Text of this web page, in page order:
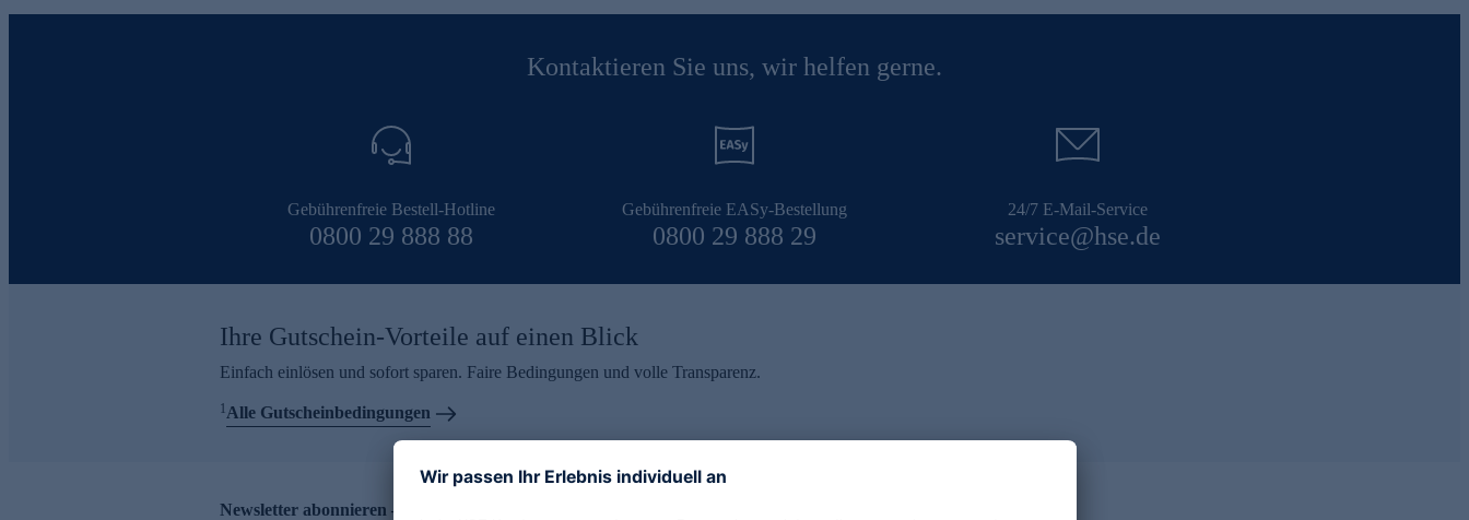
Kontaktieren Sie uns, wir helfen gerne.
Gebührenfreie Bestell-Hotline
0800 29 888 88
Gebührenfreie EASy-Bestellung
0800 29 888 29
24/7 E-Mail-Service
service@hse.de
Ihre Gutschein-Vorteile auf einen Blick
Einfach einlösen und sofort sparen. Faire Bedingungen und volle Transparenz.
1Alle Gutscheinbedingungen
Newsletter abonnieren – 10 € Gutschein erhalten